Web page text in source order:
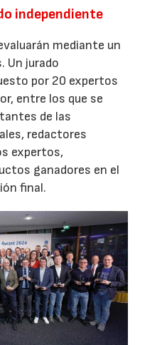
independiente
mediante un
Un jurado
por 20 expertos
entre los que se
de las
redactores
expertos,
ganadores en el
final.